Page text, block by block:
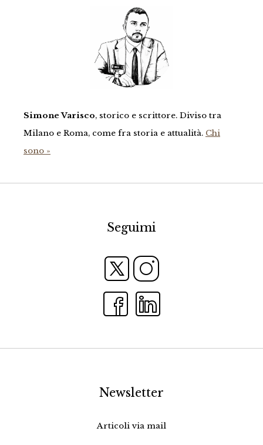
Simone Varisco, storico e scrittore. Diviso tra
Milano e Roma, come fra storia e attualità. Chi
sono »
Seguimi
Newsletter
Articoli via mail